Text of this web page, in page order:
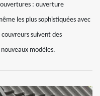
: ouverture
les plus sophistiquées avec
suivent des
modèles.